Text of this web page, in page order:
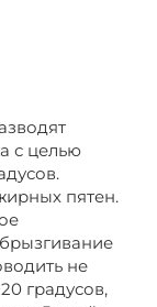
с целью
пятен.
не
градусов,